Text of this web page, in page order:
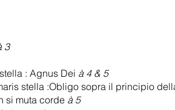
3
: Agnus Dei à 4 & 5
stella :Obligo sopra il principio
si muta corde à 5